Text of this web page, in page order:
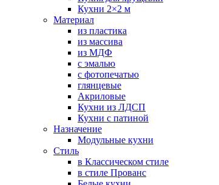
Кухни 2×2 м
Материал
из пластика
из массива
из МДФ
с эмалью
с фотопечатью
глянцевые
Акриловые
Кухни из ЛДСП
Кухни с патиной
Назначение
Модульные кухни
Стиль
в Классическом стиле
в стиле Прованс